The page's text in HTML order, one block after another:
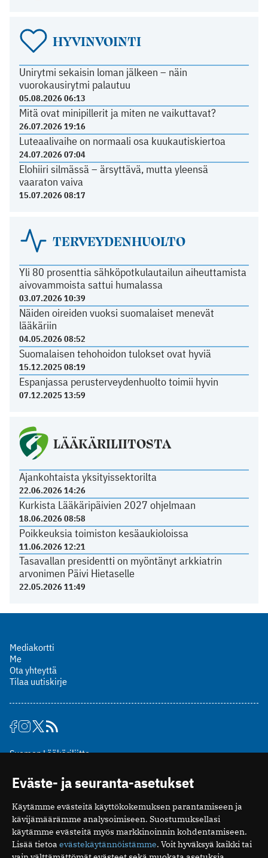
HYVINVOINTI
Unirytmi sekaisin loman jälkeen – näin
vuorokausirytmi palautuu
05.08.2026 06:13
Mitä ovat minipillerit ja miten ne vaikuttavat?
26.07.2026 19:16
Luteaalivaihe on normaali osa kuukautiskiertoa
24.07.2026 07:04
Elohiiri silmässä – ärsyttävä, mutta yleensä
vaaraton vaiva
15.07.2026 08:17
TERVEYDENHUOLTO
Yli 80 prosenttia sähköpotkulautailun aiheuttamista
aivovammoista sattui humalassa
03.07.2026 10:39
Näiden oireiden vuoksi suomalaiset menevät
lääkäriin
04.05.2026 08:52
Suomalaisen tehohoidon tulokset ovat hyviä
15.12.2025 08:19
Espanjassa perusterveydenhuolto toimii hyvin
07.12.2025 13:59
LÄÄKÄRILIITOSTA
Ajankohtaista yksityissektorilta
22.06.2026 14:26
Kurkista Lääkäripäivien 2027 ohjelmaan
18.06.2026 08:58
Poikkeuksia toimiston kesäaukioloissa
11.06.2026 12:21
Tasavallan presidentti on myöntänyt arkkiatrin
arvonimen Päivi Hietaselle
22.05.2026 11:49
Mediakortti
Me
Ota yhteyttä
Tilaa uutiskirje
Suomen Lääkäriliitto
00510 Helsinki
puh. (09) 393 091
toimitus@potilaanlaakarilehti.fi
ISSN 2323-9476
Eväste- ja seuranta-asetukset
Käytämme evästeitä käyttökokemuksen parantamiseen ja
kävijämäärämme analysoimiseen. Suostumuksellasi
käytämme evästeitä myös markkinoinnin kohdentamiseen.
Lisää tietoa evästekäytännöistämme. Voit hyväksyä kaikki tai